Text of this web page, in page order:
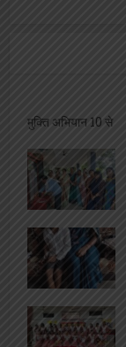
मुक्ति अभियान 10 से